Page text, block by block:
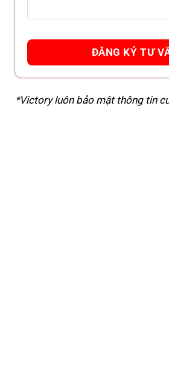
*Victory luôn bảo mật thông tin